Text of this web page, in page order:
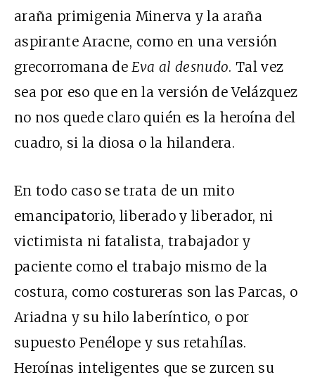
araña primigenia Minerva y la araña
aspirante Aracne, como en una versión
grecorromana deEva al desnudo. Tal vez
sea por eso que en la versión de Velázquez
no nos quede claro quién es la heroína del
cuadro, si la diosa o la hilandera.
En todo caso se trata de un mito
emancipatorio, liberado y liberador, ni
victimista ni fatalista, trabajador y
paciente como el trabajo mismo de la
costura, como costureras son las Parcas, o
Ariadna y su hilo laberíntico, o por
supuesto Penélope y sus retahílas.
Heroínas inteligentes que se zurcen su